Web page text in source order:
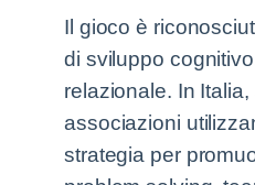
Il gioco è
di sviluppo
relazionale. In
associazioni
strategia per